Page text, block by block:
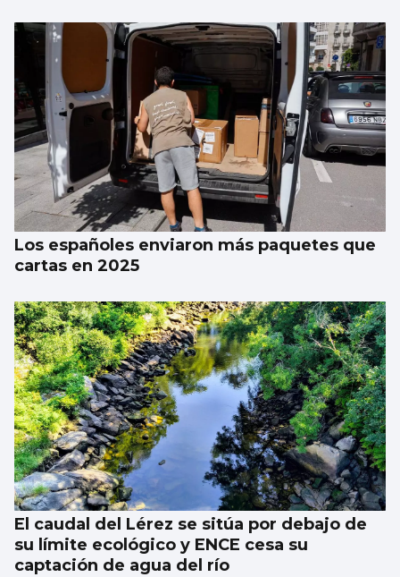
SUCESOS
Hospitalizan a una madre de Sada y hallan
muerto a su recién nacido
Los españoles enviaron más paquetes que
cartas en 2025
El caudal del Lérez se sitúa por debajo de
su límite ecológico y ENCE cesa su
captación de agua del río